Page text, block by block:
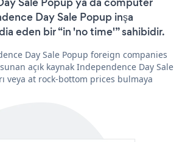
Day Sale Popup inşa
eden bir “in 'no time'” sahibidir.
Day Sale Popup foreign companies
açık kaynak Independence Day Sale
veya at rock-bottom prices bulmaya